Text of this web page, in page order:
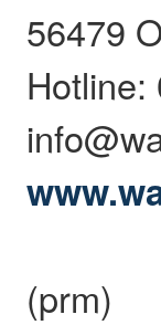
56479
Hotline:
(prm)